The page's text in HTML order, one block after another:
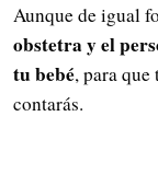
Aunque de igual
obstetra y el
tu bebé, para
contarás.